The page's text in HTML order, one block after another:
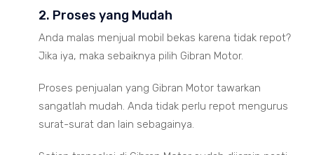
2. Proses yang Mudah
Anda malas menjual mobil bekas karena tidak repot?
Jika iya, maka sebaiknya pilih Gibran Motor.
Proses penjualan yang Gibran Motor tawarkan
sangatlah mudah. Anda tidak perlu repot mengurus
surat-surat dan lain sebagainya.